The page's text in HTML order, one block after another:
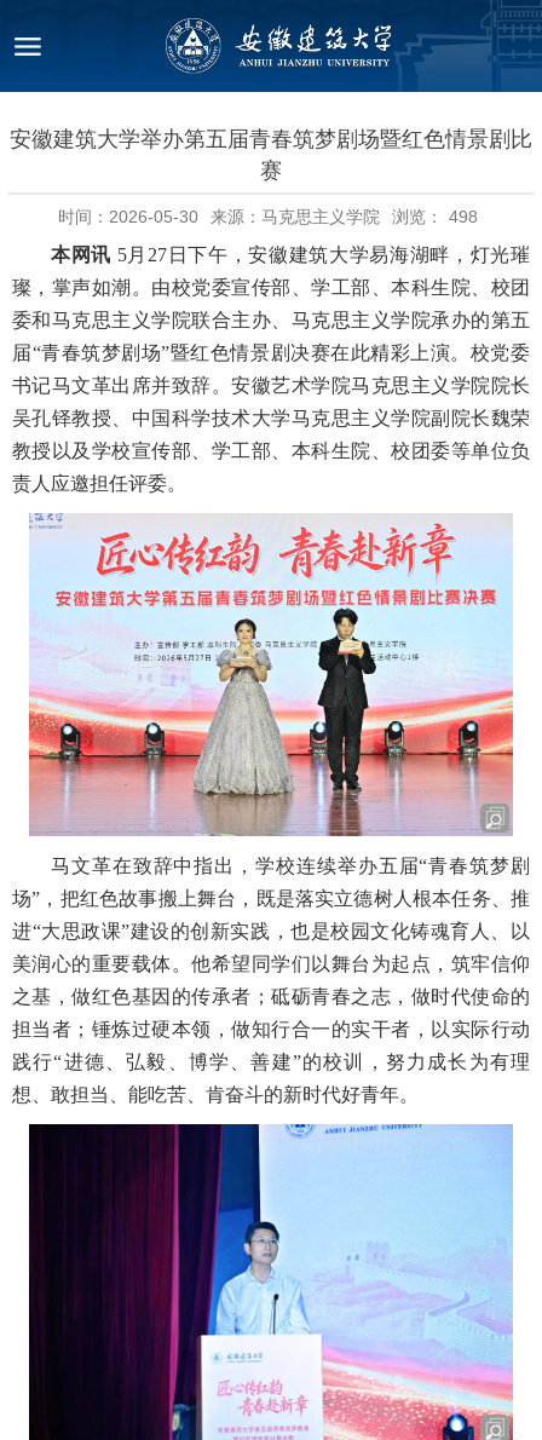
安徽建筑大学举办第五届青春筑梦剧场暨红色情景剧比
赛
时间：2026-05-30 来源：马克思主义学院 浏览： 498
本网讯 5月27日下午，安徽建筑大学易海湖畔，灯光璀
璨，掌声如潮。由校党委宣传部、学工部、本科生院、校团
委和马克思主义学院联合主办、马克思主义学院承办的第五
届“青春筑梦剧场”暨红色情景剧决赛在此精彩上演。校党委
书记马文革出席并致辞。安徽艺术学院马克思主义学院院长
吴孔铎教授、中国科学技术大学马克思主义学院副院长魏荣
教授以及学校宣传部、学工部、本科生院、校团委等单位负
责人应邀担任评委。
马文革在致辞中指出，学校连续举办五届“青春筑梦剧
场”，把红色故事搬上舞台，既是落实立德树人根本任务、推
进“大思政课”建设的创新实践，也是校园文化铸魂育人、以
美润心的重要载体。他希望同学们以舞台为起点，筑牢信仰
之基，做红色基因的传承者；砥砺青春之志，做时代使命的
担当者；锤炼过硬本领，做知行合一的实干者，以实际行动
践行“进德、弘毅、博学、善建”的校训，努力成长为有理
想、敢担当、能吃苦、肯奋斗的新时代好青年。